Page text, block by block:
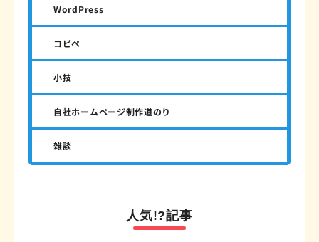
WordPress
コピペ
小技
自社ホームページ制作道のり
雑談
人気!?記事